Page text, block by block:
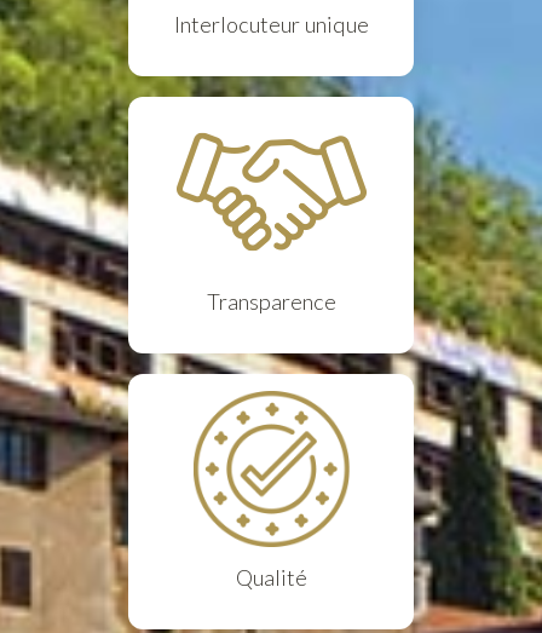
Interlocuteur unique
Transparence
Qualité